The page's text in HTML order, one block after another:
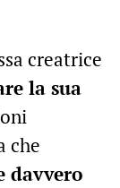
creatrice
la sua
che
davvero